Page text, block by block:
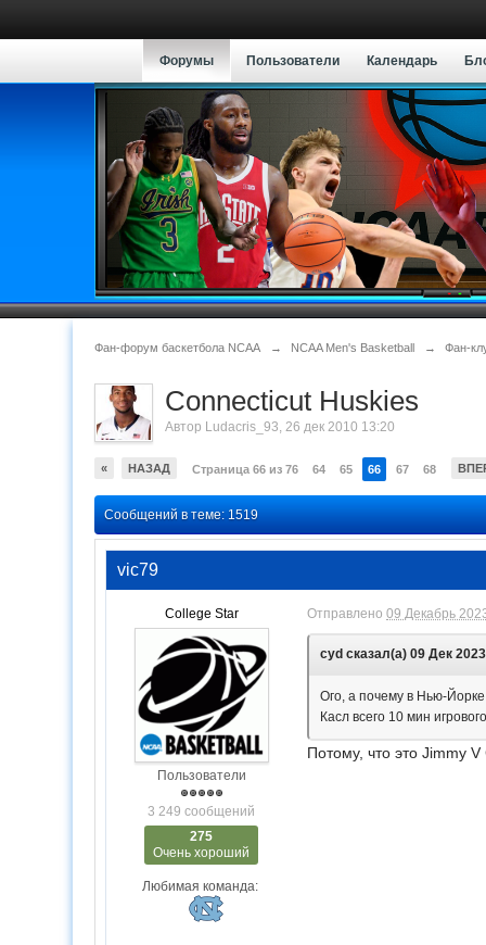
Форумы Пользователи Календарь
Фан-форум баскетбола NCAA → NCAA Men's Basketball → Фан-
Connecticut Huskies
Автор Ludacris_93,26 дек 2010 13:20
« НАЗАД Страница 66 из 76 64 65 66 67 68
Сообщений в теме: 1519
vic79
College Star
Пользователи
3 249 сообщений
275
Очень хороший
Любимая команда:
Отправлено09 Декабрь
cyd сказал(а) 09 Дек
Ого, а почему в Нью-
Касл всего 10 мин
Потому, что это Jimmy V